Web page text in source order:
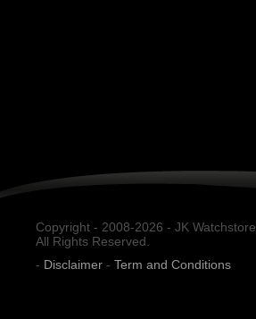
Copyright - 2008-2026 - JK Watchstore.
All Rights Reserved.
- Disclaimer - Term and Conditions